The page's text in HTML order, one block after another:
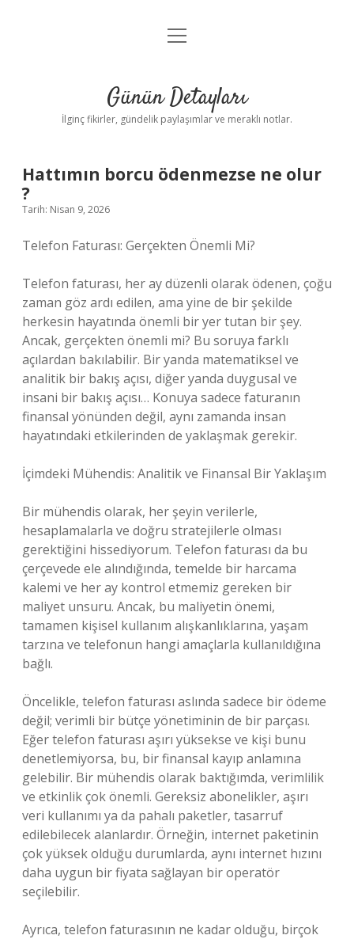
Gizlilik Politikası
Yasal Uyarı
menüyü
Günün Detayları
İlginç fikirler, gündelik paylaşımlar ve meraklı notlar.
Hattımın borcu ödenmezse ne olur
?
Tarih: Nisan 9, 2026
Telefon Faturası: Gerçekten Önemli Mi?
Telefon faturası, her ay düzenli olarak ödenen, çoğu
zaman göz ardı edilen, ama yine de bir şekilde
herkesin hayatında önemli bir yer tutan bir şey.
Ancak, gerçekten önemli mi? Bu soruya farklı
açılardan bakılabilir. Bir yanda matematiksel ve
analitik bir bakış açısı, diğer yanda duygusal ve
insani bir bakış açısı… Konuya sadece faturanın
finansal yönünden değil, aynı zamanda insan
hayatındaki etkilerinden de yaklaşmak gerekir.
İçimdeki Mühendis: Analitik ve Finansal Bir Yaklaşım
Bir mühendis olarak, her şeyin verilerle,
hesaplamalarla ve doğru stratejilerle olması
gerektiğini hissediyorum. Telefon faturası da bu
çerçevede ele alındığında, temelde bir harcama
kalemi ve her ay kontrol etmemiz gereken bir
maliyet unsuru. Ancak, bu maliyetin önemi,
tamamen kişisel kullanım alışkanlıklarına, yaşam
tarzına ve telefonun hangi amaçlarla kullanıldığına
bağlı.
Öncelikle, telefon faturası aslında sadece bir ödeme
değil; verimli bir bütçe yönetiminin de bir parçası.
Eğer telefon faturası aşırı yüksekse ve kişi bunu
denetlemiyorsa, bu, bir finansal kayıp anlamına
gelebilir. Bir mühendis olarak baktığımda, verimlilik
ve etkinlik çok önemli. Gereksiz abonelikler, aşırı
veri kullanımı ya da pahalı paketler, tasarruf
edilebilecek alanlardır. Örneğin, internet paketinin
çok yüksek olduğu durumlarda, aynı internet hızını
daha uygun bir fiyata sağlayan bir operatör
seçilebilir.
Ayrıca, telefon faturasının ne kadar olduğu, birçok